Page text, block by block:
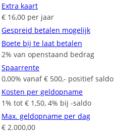
Extra kaart
€ 16,00 per jaar
Gespreid betalen mogelijk
Boete bij te laat betalen
2% van openstaand bedrag
Spaarrente
0,00% vanaf € 500,- positief saldo
Kosten per geldopname
1% tot € 1,50, 4% bij -saldo
Max. geldopname per dag
€ 2.000,00